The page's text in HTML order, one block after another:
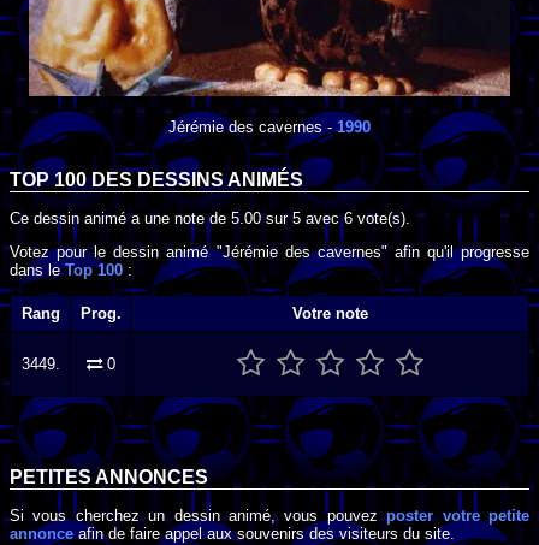
Jérémie des cavernes - 1990
TOP 100 DES DESSINS ANIMÉS
Ce dessin animé a une note de 5.00sur5 avec6 vote(s).
Votez pour le dessin animé "Jérémie des cavernes" afin qu'il progresse
dans leTop 100 :
Rang Prog. Votre note
3449. 0
PETITES ANNONCES
Si vous cherchez un dessin animé, vous pouvezposter votre petite
annonce afin de faire appel aux souvenirs des visiteurs du site.